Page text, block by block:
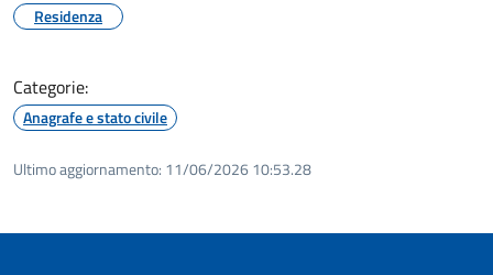
Residenza
Categorie:
Anagrafe e stato civile
Ultimo aggiornamento: 11/06/2026 10:53.28